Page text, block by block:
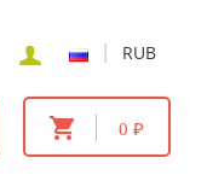
| RUB
0 ₽